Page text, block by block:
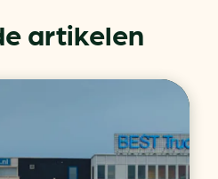
artikelen